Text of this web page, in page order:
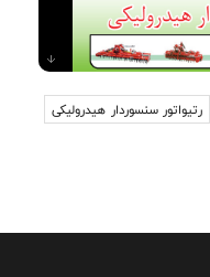
رتیواتور سنسوردار هیدرولیکی